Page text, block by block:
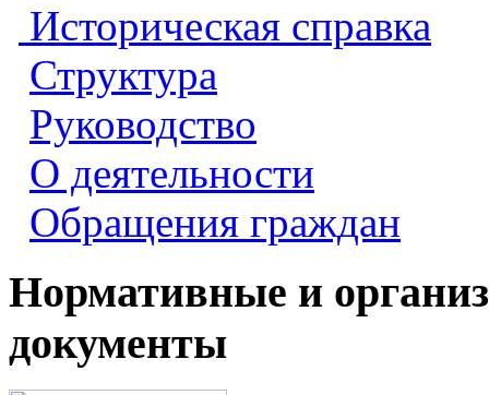
Историческая справка
Структура
Руководство
О деятельности
Обращения граждан
Нормативные и
документы